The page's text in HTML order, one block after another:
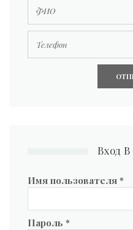
Вход
Имя пользователя *
Пароль *